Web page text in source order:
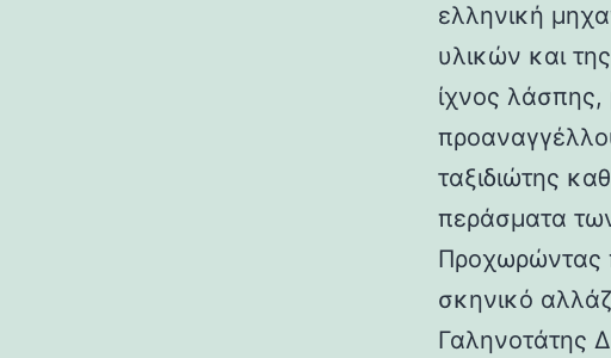
ελληνική
υλικών και
ίχνος
ταξιδιώτης
περάσματα
Προχωρώντας
σκηνικό
Γαληνοτάτης